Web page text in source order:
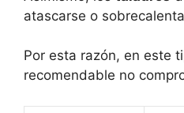
atascarse o
Por esta razón, en este
recomendable no